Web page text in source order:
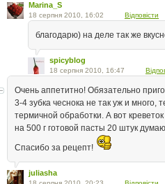
Marina_S
18 серпня 2010, 16:02 Відповісти
благодарю) на деле так же
spicyblog
18 серпня 2010, 16:47
Очень аппетитно! Обязательно
3-4 зубка чеснока не так уж и много,
термичной обработки. А вот
на 500 г готовой пасты 20 штук
Спасибо за рецепт!
juliasha